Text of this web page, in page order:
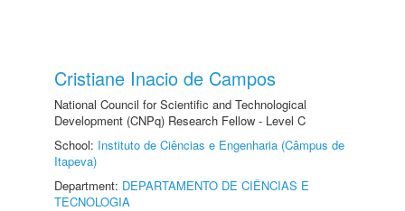
Cristiane Inacio de Campos
National Council for Scientific and Technological
Development (CNPq) Research Fellow - Level C
School: Instituto de Ciências e Engenharia (Câmpus de
Itapeva)
Department: DEPARTAMENTO DE CIÊNCIAS E
TECNOLOGIA